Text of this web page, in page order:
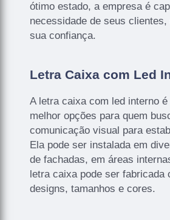
ótimo estado, a empresa é
necessidade de seus clientes,
sua confiança.
Letra Caixa com Led
A letra caixa com led interno é
melhor opções para quem
comunicação visual para
Ela pode ser instalada em
de fachadas, em áreas
letra caixa pode ser fabricada
designs, tamanhos e cores.